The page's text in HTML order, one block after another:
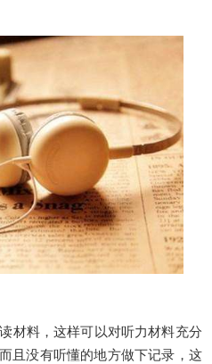
料，这样可以对听力材料充分
且没有听懂的地方做下记录，这